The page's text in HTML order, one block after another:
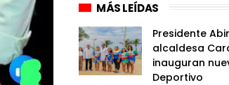
MÁS LEÍDAS
Presidente
alcaldesa
inauguran
Deportivo